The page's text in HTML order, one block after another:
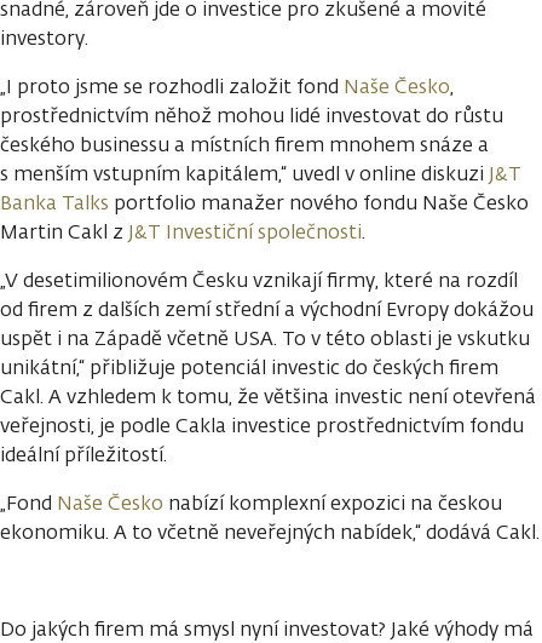
snadné, zároveň jde o investice pro zkušené a movité
investory.
„I proto jsme se rozhodli založit fond Naše Česko,
prostřednictvím něhož mohou lidé investovat do růstu
českého businessu a místních firem mnohem snáze a
s menším vstupním kapitálem,“ uvedl v online diskuzi J&T
Banka Talks portfolio manažer nového fondu Naše Česko
Martin Cakl z J&T Investiční společnosti.
„V desetimilionovém Česku vznikají firmy, které na rozdíl
od firem z dalších zemí střední a východní Evropy dokážou
uspět i na Západě včetně USA. To v této oblasti je vskutku
unikátní,“ přibližuje potenciál investic do českých firem
Cakl. A vzhledem k tomu, že většina investic není otevřená
veřejnosti, je podle Cakla investice prostřednictvím fondu
ideální příležitostí.
„Fond Naše Česko nabízí komplexní expozici na českou
ekonomiku. A to včetně neveřejných nabídek,“ dodává Cakl.
Do jakých firem má smysl nyní investovat? Jaké výhody má